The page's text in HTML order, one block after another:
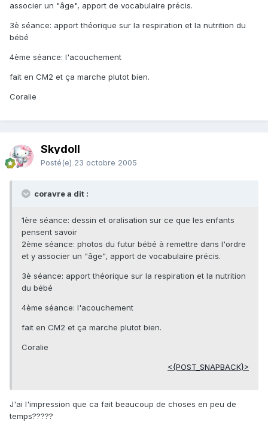
associer un "âge", apport de vocabulaire précis.
3è séance: apport théorique sur la respiration et la nutrition du
bébé
4ème séance: l'acouchement
fait en CM2 et ça marche plutot bien.
Coralie
Skydoll
Posté(e) 23 octobre 2005
coravre a dit :
1ère séance: dessin et oralisation sur ce que les enfants
pensent savoir
2ème séance: photos du futur bébé à remettre dans l'ordre
et y associer un "âge", apport de vocabulaire précis.
3è séance: apport théorique sur la respiration et la nutrition
du bébé
4ème séance: l'acouchement
fait en CM2 et ça marche plutot bien.
Coralie
<{POST_SNAPBACK}>
J'ai l'impression que ca fait beaucoup de choses en peu de
temps?????